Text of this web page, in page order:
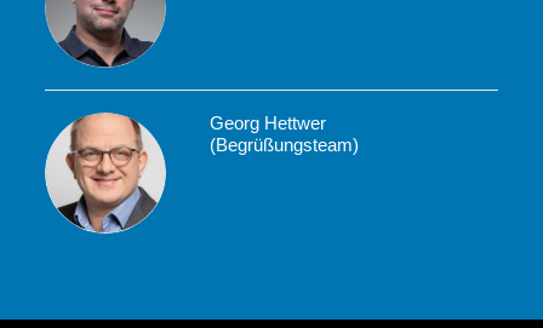
Georg Hettwer
(Begrüßungsteam)